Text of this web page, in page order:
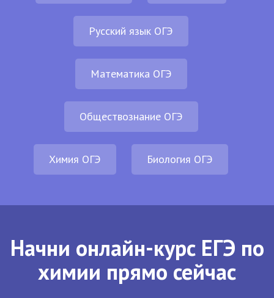
Русский язык ОГЭ
Математика ОГЭ
Обществознание ОГЭ
Химия ОГЭ Биология ОГЭ
Начни онлайн-курс ЕГЭ по
химии прямо сейчас